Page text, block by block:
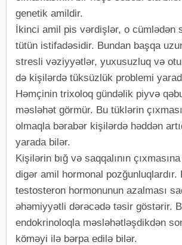
genetik amildir.
İkinci amil pis vərdişlər, o cümlədən
tütün istifadəsidir. Bundan başqa
stresli vəziyyətlər, yuxusuzluq və
də kişilərdə tüksüzlük problemi
Həmçinin trixoloq gündəlik piyvə
məsləhət görmür. Bu tüklərin
olmaqla bərabər kişilərdə həddən
yarada bilər.
Kişilərin bığ və saqqalının
digər amil hormonal pozğunluqlardır.
testosteron hormonunun azalması
əhəmiyyətli dərəcədə təsir göstərir.
endokrinoloqla məsləhətləşdikdən
köməyi ilə bərpa edilə bilər.